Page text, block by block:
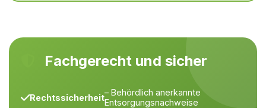
Fachgerecht und sicher
Rechtssicherheit– Behördlich anerkannte
Entsorgungsnachweise